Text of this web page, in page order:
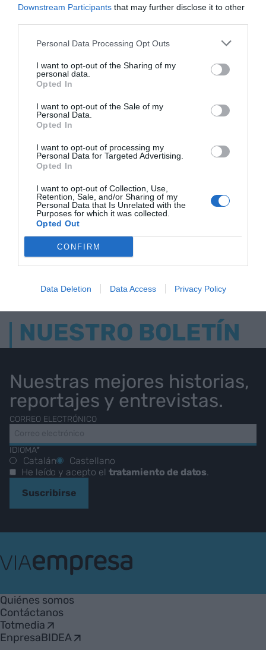
Downstream Participants that may further disclose it to other
Personal Data Processing Opt Outs
I want to opt-out of the Sharing of my
personal data.
Opted In
I want to opt-out of the Sale of my
Personal Data.
Opted In
I want to opt-out of processing my
Personal Data for Targeted Advertising.
Opted In
I want to opt-out of Collection, Use,
Retention, Sale, and/or Sharing of my
Personal Data that Is Unrelated with the
Purposes for which it was collected.
Opted Out
CONFIRM
Data Deletion Data Access Privacy Policy
prioritarios de las
exportaciones
catalanas
recupera gracias a las
exportaciones
LOS MÁS LEÍDOS
HOY DESTACAMOS
NUESTRO BOLETÍN
Nuestras mejores historias,
reportajes y entrevistas.
CORREO ELECTRÓNICO
IDIOMA*
Catalán
Castellano
He leído y acepto el tratamiento de datos.
Suscribirse
Empresa
Quiénes somos
Contáctanos
Totmedia
EnpresaBIDEA